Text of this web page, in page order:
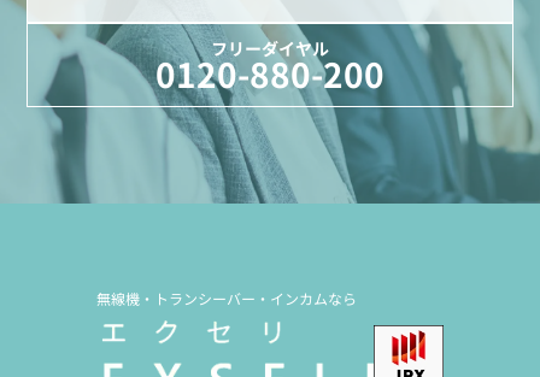
フリーダイヤル
0120-880-200
無線機・トランシーバー・インカムなら